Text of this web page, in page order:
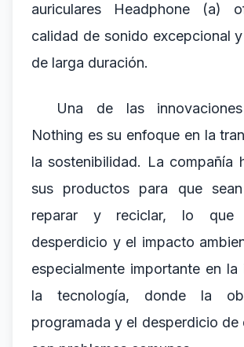
auriculares Headphone (a)
calidad de sonido excepcional
de larga duración.
Una de las
Nothing es su enfoque en la
la sostenibilidad. La compañía
sus productos para que
reparar y reciclar, lo que
desperdicio y el impacto
especialmente importante en la
la tecnología, donde la
programada y el desperdicio